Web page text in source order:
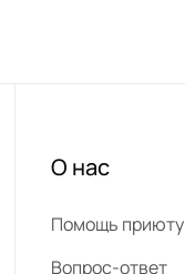
О нас
Помощь приюту
Вопрос-ответ